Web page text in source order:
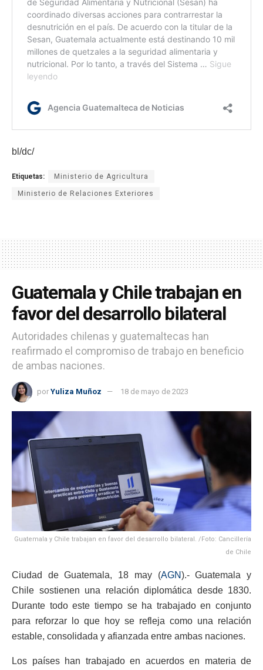
bl/dc/
Etiquetas: Ministerio de Agricultura
Ministerio de Relaciones Exteriores
Guatemala y Chile trabajan en
favor del desarrollo bilateral
Autoridades chilenas y guatemaltecas han
reafirmado el compromiso de trabajo en beneficio
de ambas naciones.
por Yuliza Muñoz 18 de mayo de 2023
Guatemala y Chile trabajan en favor del desarrollo bilateral. /Foto: Cancillería
de Chile
Ciudad de Guatemala, 18 may (AGN).- Guatemala y
Chile sostienen una relación diplomática desde 1830.
Durante todo este tiempo se ha trabajado en conjunto
para reforzar lo que hoy se refleja como una relación
estable, consolidada y afianzada entre ambas naciones.
Los países han trabajado en acuerdos en materia de